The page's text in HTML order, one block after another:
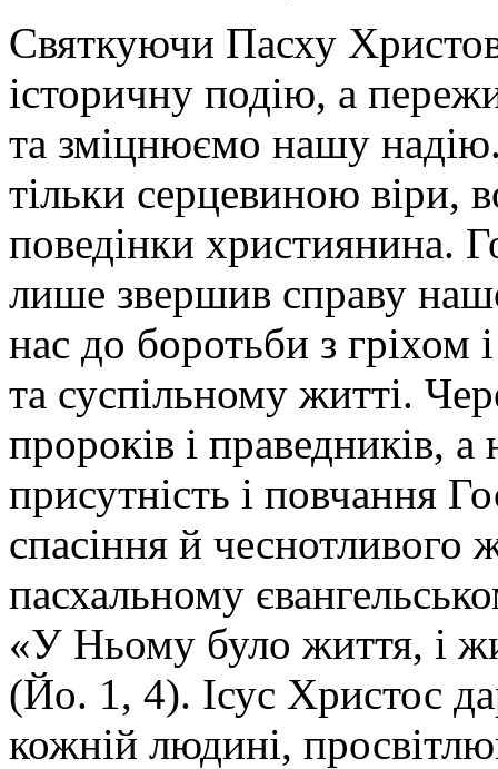
Святкуючи Пасху
історичну подію, а
та зміцнюємо нашу
тільки серцевиною віри,
поведінки християнина.
лише звершив справу
нас до боротьби з
та суспільному житті.
пророків і праведників,
присутність і повчання
спасіння й чеснотливого
пасхальному
«У Ньому було життя, і
(Йо. 1, 4). Ісус Христос
кожній людині,